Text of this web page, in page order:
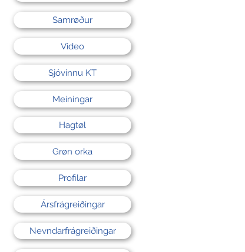
Samrøður
Video
Sjóvinnu KT
Meiningar
Hagtøl
Grøn orka
Profilar
Ársfrágreiðingar
Nevndarfrágreiðingar